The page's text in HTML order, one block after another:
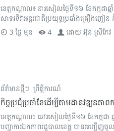
ខេត្តកណ្តាល៖ នារសៀលថ្ងៃទី១៦ ខែកក្កដ
សាទរទិវាអន្តរជាតិប្រយុទ្ធប្រឆាំងគ្រឿងញ
3 ថ្ងៃ មុន
4 ដោយអ៊ុន ស្រីកែវ
ព័ត៌មានថ្មីៗ ព្រឹត្តិការណ៍
កិច្ចប្រជុំប្រចាំខែដើម្បីតាមដានវឌ្ឍនភា
ខេត្តកណ្តាល៖ នៅរសៀលថ្ងៃទី១៦ ខែកក្ក
បញ្ជាការឯកភាពរដ្ឋបាលខេត្ត បានអញ្ជើញចូ